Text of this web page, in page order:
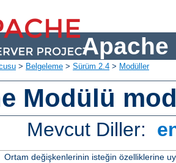
Apache
> Belgeleme > Sürüm 2.4 > Modüller
Modülü
Mevcut Diller:
Ortam değişkenlerinin isteğin özelliklerine